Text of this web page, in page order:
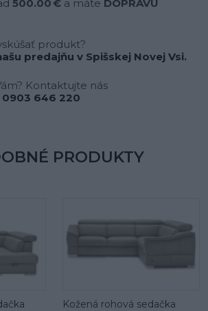
500.00 € a máte DOPRAVU
produkt?
predajňu v Spišskej Novej Vsi.
Kontaktujte nás
0903 646 220
PRODUKTY
Kožená rohová sedačka